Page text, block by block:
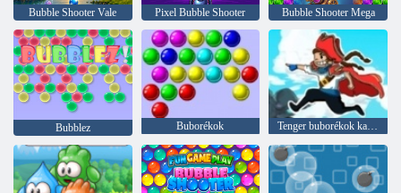
Bubble Shooter Vale Pixel Bubble Shooter Bubble Shooter Mega
Bubblez Buborékok Tenger buborékok kalózok